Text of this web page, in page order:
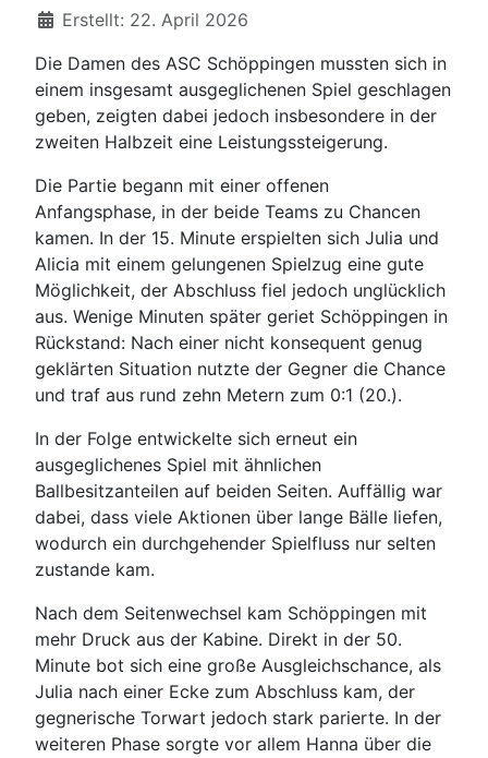
DetailsErstellt: 22. April 2026
Die Damen des ASC Schöppingen mussten sich in
einem insgesamt ausgeglichenen Spiel geschlagen
geben, zeigten dabei jedoch insbesondere in der
zweiten Halbzeit eine Leistungssteigerung.
Die Partie begann mit einer offenen
Anfangsphase, in der beide Teams zu Chancen
kamen. In der 15. Minute erspielten sich Julia und
Alicia mit einem gelungenen Spielzug eine gute
Möglichkeit, der Abschluss fiel jedoch unglücklich
aus. Wenige Minuten später geriet Schöppingen in
Rückstand: Nach einer nicht konsequent genug
geklärten Situation nutzte der Gegner die Chance
und traf aus rund zehn Metern zum 0:1 (20.).
In der Folge entwickelte sich erneut ein
ausgeglichenes Spiel mit ähnlichen
Ballbesitzanteilen auf beiden Seiten. Auffällig war
dabei, dass viele Aktionen über lange Bälle liefen,
wodurch ein durchgehender Spielfluss nur selten
zustande kam.
Nach dem Seitenwechsel kam Schöppingen mit
mehr Druck aus der Kabine. Direkt in der 50.
Minute bot sich eine große Ausgleichschance, als
Julia nach einer Ecke zum Abschluss kam, der
gegnerische Torwart jedoch stark parierte. In der
weiteren Phase sorgte vor allem Hanna über die